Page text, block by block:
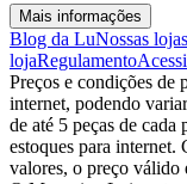
Mais informações
Blog da LuNossas lojas
lojaRegulamento
Preços e condições de
internet, podendo
de até 5 peças de
estoques para internet.
valores, o preço válido